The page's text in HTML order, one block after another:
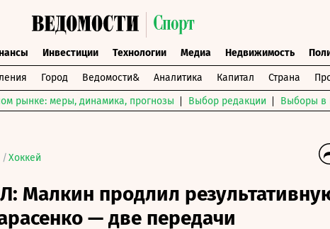
Инвестиции Технологии Медиа Недвижимость
Город Ведомости& Аналитика Капитал Страна
рынке: меры, динамика, прогнозы Выбор редакции Выборы в
/Хоккей
Малкин продлил
— две передачи